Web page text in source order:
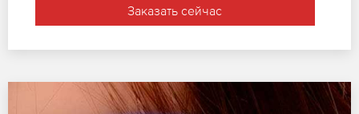
Заказать сейчас